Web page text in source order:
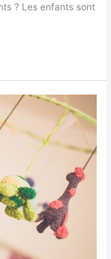
? Les enfants sont